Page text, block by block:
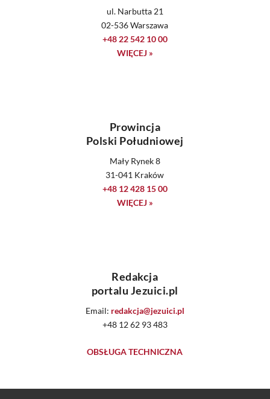
ul. Narbutta 21
02-536 Warszawa
+48 22 542 10 00
WIĘCEJ »
Prowincja
Polski Południowej
Mały Rynek 8
31-041 Kraków
+48 12 428 15 00
WIĘCEJ »
Redakcja
portalu Jezuici.pl
Email: redakcja@jezuici.pl
+48 12 62 93 483
OBSŁUGA TECHNICZNA